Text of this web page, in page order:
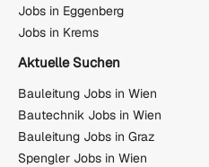
Jobs in Eggenberg
Jobs in Krems
Aktuelle Suchen
Bauleitung Jobs in Wien
Bautechnik Jobs in Wien
Bauleitung Jobs in Graz
Spengler Jobs in Wien